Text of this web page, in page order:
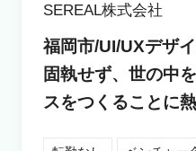
コ
SEREAL株式会社
福岡市/UI/UXデザ
固執せず、世の中
スをつくることに